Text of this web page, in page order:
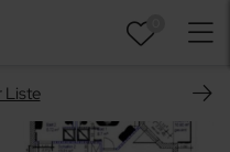
Liste